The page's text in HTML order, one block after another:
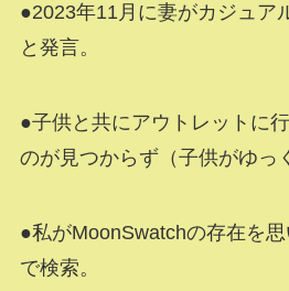
●2023年11月に妻がカジュア
と発言。
●子供と共にアウトレットに
のが見つからず（子供がゆっ
●私がMoonSwatchの存在を
で検索。